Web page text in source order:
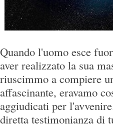
Quando l'uomo esce
aver realizzato la sua
riuscimmo a compiere
affascinante, eravamo
aggiudicati per
diretta testimonianza di